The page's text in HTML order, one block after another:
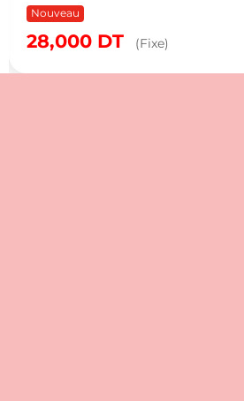
Nouveau
28,000DT (Fixe)